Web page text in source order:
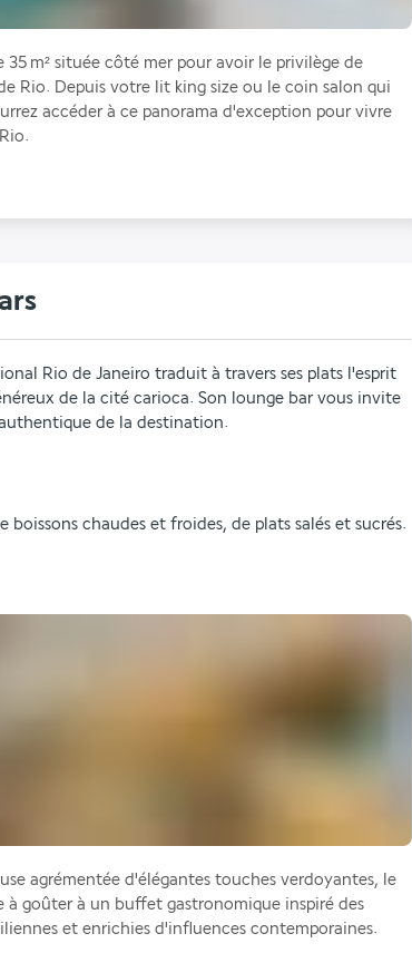
m² située côté mer pour avoir le privilège de
Rio. Depuis votre lit king size ou le coin salon qui
accéder à ce panorama d'exception pour vivre
Rio de Janeiro traduit à travers ses plats l'esprit
de la cité carioca. Son lounge bar vous invite
de la destination.
boissons chaudes et froides, de plats salés et sucrés.
agrémentée d'élégantes touches verdoyantes, le
à goûter à un buffet gastronomique inspiré des
et enrichies d'influences contemporaines.